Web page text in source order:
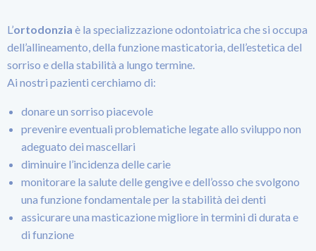
L’ortodonzia è la specializzazione odontoiatrica che si occupa
dell’allineamento, della funzione masticatoria, dell’estetica del
sorriso e della stabilità a lungo termine.
Ai nostri pazienti cerchiamo di:
donare un sorriso piacevole
prevenire eventuali problematiche legate allo sviluppo non
adeguato dei mascellari
diminuire l’incidenza delle carie
monitorare la salute delle gengive e dell’osso che svolgono
una funzione fondamentale per la stabilità dei denti
assicurare una masticazione migliore in termini di durata e
di funzione